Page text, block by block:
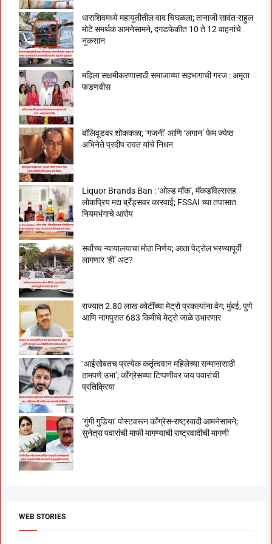
धाराशिवमध्ये महायुतीतील वाद चिघळला; तानाजी सावंत-राहुल
मोटे समर्थक आमनेसामने, दगडफेकीत 10 ते 12 वाहनांचे
नुकसान
महिला सक्षमीकरणासाठी समाजाच्या सहभागाची गरज : अमृता
फडणवीस
बॉलिवूडवर शोककळा; ‘गजनी’ आणि ‘लगान’ फेम ज्येष्ठ
अभिनेते प्रदीप रावत यांचे निधन
Liquor Brands Ban : ‘ओल्ड मॉंक’, मॅकडॉवेल्ससह
लोकप्रिय मद्य ब्रँड्सवर कारवाई; FSSAI च्या तपासात
नियमभंगाचे आरोप
सर्वोच्च न्यायालयाचा मोठा निर्णय; आता पेट्रोल भरण्यापूर्वी
लागणार ‘ही’ अट?
राज्यात 2.80 लाख कोटींच्या मेट्रो प्रकल्पांना वेग; मुंबई, पुणे
आणि नागपुरात 683 किमीचे मेट्रो जाळे उभारणार
‘आईसोबतच प्रत्येक कर्तृत्ववान महिलेच्या सन्मानासाठी
ठामपणे उभा’; काँग्रेसच्या टिप्पणीवर जय पवारांची
प्रतिक्रिया
‘गुंगी गुडिया’ पोस्टवरून काँग्रेस-राष्ट्रवादी आमनेसामने;
सुनेत्रा पवारांची माफी मागण्याची राष्ट्रवादीची मागणी
WEB STORIES